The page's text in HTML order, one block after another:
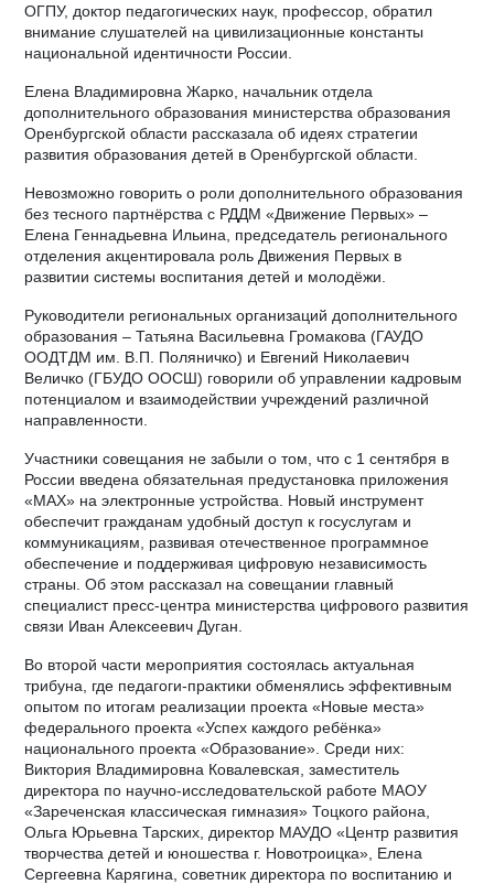
ОГПУ, доктор педагогических наук, профессор, обратил
внимание слушателей на цивилизационные константы
национальной идентичности России.
Елена Владимировна Жарко, начальник отдела
дополнительного образования министерства образования
Оренбургской области рассказала об идеях стратегии
развития образования детей в Оренбургской области.
Невозможно говорить о роли дополнительного образования
без тесного партнёрства с РДДМ «Движение Первых» –
Елена Геннадьевна Ильина, председатель регионального
отделения акцентировала роль Движения Первых в
развитии системы воспитания детей и молодёжи.
Руководители региональных организаций дополнительного
образования – Татьяна Васильевна Громакова (ГАУДО
ООДТДМ им. В.П. Поляничко) и Евгений Николаевич
Величко (ГБУДО ООСШ) говорили об управлении кадровым
потенциалом и взаимодействии учреждений различной
направленности.
Участники совещания не забыли о том, что с 1 сентября в
России введена обязательная предустановка приложения
«MAX» на электронные устройства. Новый инструмент
обеспечит гражданам удобный доступ к госуслугам и
коммуникациям, развивая отечественное программное
обеспечение и поддерживая цифровую независимость
страны. Об этом рассказал на совещании главный
специалист пресс-центра министерства цифрового развития
связи Иван Алексеевич Дуган.
Во второй части мероприятия состоялась актуальная
трибуна, где педагоги-практики обменялись эффективным
опытом по итогам реализации проекта «Новые места»
федерального проекта «Успех каждого ребёнка»
национального проекта «Образование». Среди них:
Виктория Владимировна Ковалевская, заместитель
директора по научно-исследовательской работе МАОУ
«Зареченская классическая гимназия» Тоцкого района,
Ольга Юрьевна Тарских, директор МАУДО «Центр развития
творчества детей и юношества г. Новотроицка», Елена
Сергеевна Карягина, советник директора по воспитанию и